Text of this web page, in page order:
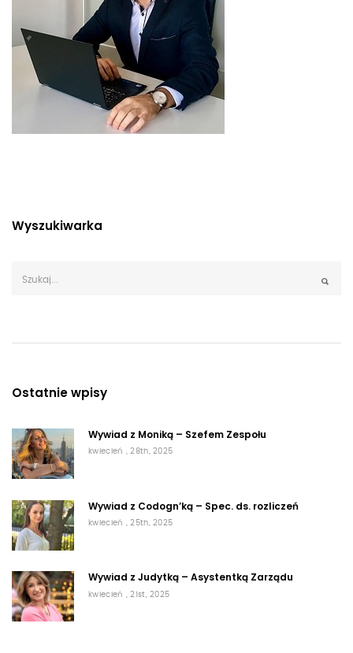
Wyszukiwarka
Ostatnie wpisy
Wywiad z Moniką – Szefem Zespołu
kwiecień , 28th, 2025
Wywiad z Codogn’ką – Spec. ds. rozliczeń
kwiecień , 25th, 2025
Wywiad z Judytką – Asystentką Zarządu
kwiecień , 21st, 2025